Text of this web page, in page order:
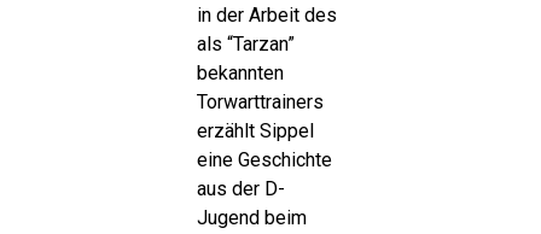
in der Arbeit des
als “Tarzan”
bekannten
Torwarttrainers
erzählt Sippel
eine Geschichte
aus der D-
Jugend beim